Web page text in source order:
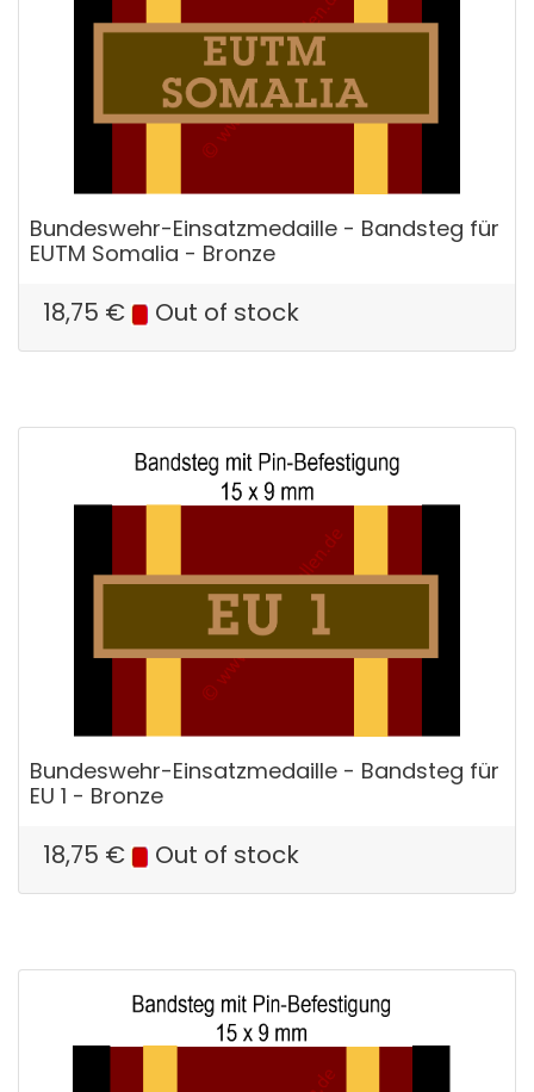
Bundeswehr-Einsatzmedaille - Bandsteg für
EUTM Somalia - Bronze
18,75 € Out of stock
Bundeswehr-Einsatzmedaille - Bandsteg für
EU 1 - Bronze
18,75 € Out of stock